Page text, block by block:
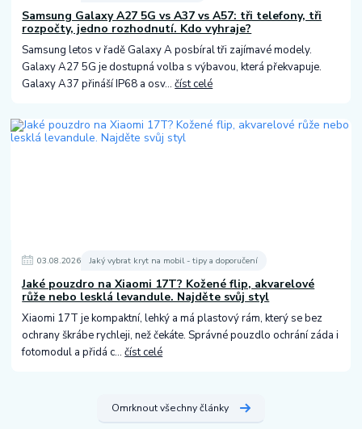
Samsung Galaxy A27 5G vs A37 vs A57: tři telefony, tři
rozpočty, jedno rozhodnutí. Kdo vyhraje?
Samsung letos v řadě Galaxy A posbíral tři zajímavé modely.
Galaxy A27 5G je dostupná volba s výbavou, která překvapuje.
Galaxy A37 přináší IP68 a osv...číst celé
03.08.2026 Jaký vybrat kryt na mobil - tipy a doporučení
Jaké pouzdro na Xiaomi 17T? Kožené flip, akvarelové
růže nebo lesklá levandule. Najděte svůj styl
Xiaomi 17T je kompaktní, lehký a má plastový rám, který se bez
ochrany škrábe rychleji, než čekáte. Správné pouzdlo ochrání záda i
fotomodul a přidá c...číst celé
Omrknout všechny články